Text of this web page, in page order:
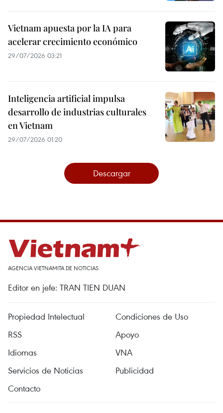
Vietnam apuesta por la IA para
acelerar crecimiento económico
29/07/2026 03:21
Inteligencia artificial impulsa
desarrollo de industrias culturales
en Vietnam
29/07/2026 01:20
Descargar
AGENCIA VIETNAMITA DE NOTICIAS
Editor en jefe: TRAN TIEN DUAN
Propiedad Intelectual
Condiciones de Uso
RSS
Apoyo
Idiomas
VNA
Servicios de Noticias
Publicidad
Contacto